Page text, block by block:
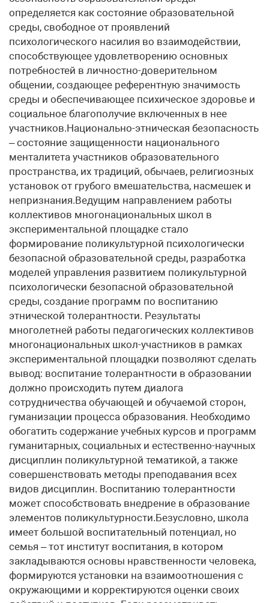
определяется как состояние образовательной
среды, свободное от проявлений
психологического насилия во взаимодействии,
способствующее удовлетворению основных
потребностей в личностно-доверительном
общении, создающее референтную значимость
среды и обеспечивающее психическое здоровье и
социальное благополучие включенных в нее
участников.Национально-этническая безопасность
– состояние защищенности национального
менталитета участников образовательного
пространства, их традиций, обычаев, религиозных
установок от грубого вмешательства, насмешек и
непризнания.Ведущим направлением работы
коллективов многонациональных школ в
экспериментальной площадке стало
формирование поликультурной психологически
безопасной образовательной среды, разработка
моделей управления развитием поликультурной
психологически безопасной образовательной
среды, создание программ по воспитанию
этнической толерантности. Результаты
многолетней работы педагогических коллективов
многонациональных школ-участников в рамках
экспериментальной площадки позволяют сделать
вывод: воспитание толерантности в образовании
должно происходить путем диалога
сотрудничества обучающей и обучаемой сторон,
гуманизации процесса образования. Необходимо
обогатить содержание учебных курсов и программ
гуманитарных, социальных и естественно-научных
дисциплин поликультурной тематикой, а также
совершенствовать методы преподавания всех
видов дисциплин. Воспитанию толерантности
может способствовать внедрение в образование
элементов поликультурности.Безусловно, школа
имеет большой воспитательный потенциал, но
семья – тот институт воспитания, в котором
закладываются основы нравственности человека,
формируются установки на взаимоотношения с
окружающими и корректируются оценки своих